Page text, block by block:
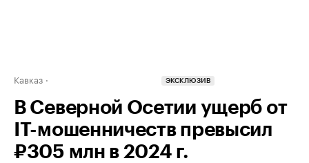
Кавказ ЭКСКЛЮЗИВ
В Северной Осетии ущерб от
IT-мошенничеств превысил
₽305 млн в 2024 г.